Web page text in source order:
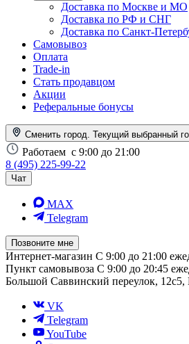
Доставка по Москве и МО
Доставка по РФ и СНГ
Доставка по Санкт-
Самовывоз
Оплата
Trade-in
Стать продавцом
Акции
Реферальные бонусы
Сменить город. Текущий выбранный
Работаем с 9:00 до 21:00
8 (495) 225-99-22
Чат
MAX
Telegram
Позвоните мне
Интернет-магазин С 9:00 до 21:00
Пункт самовывоза С 9:00 до 20:45
Большой Саввинский переулок, 12с5,
VK
Telegram
YouTube